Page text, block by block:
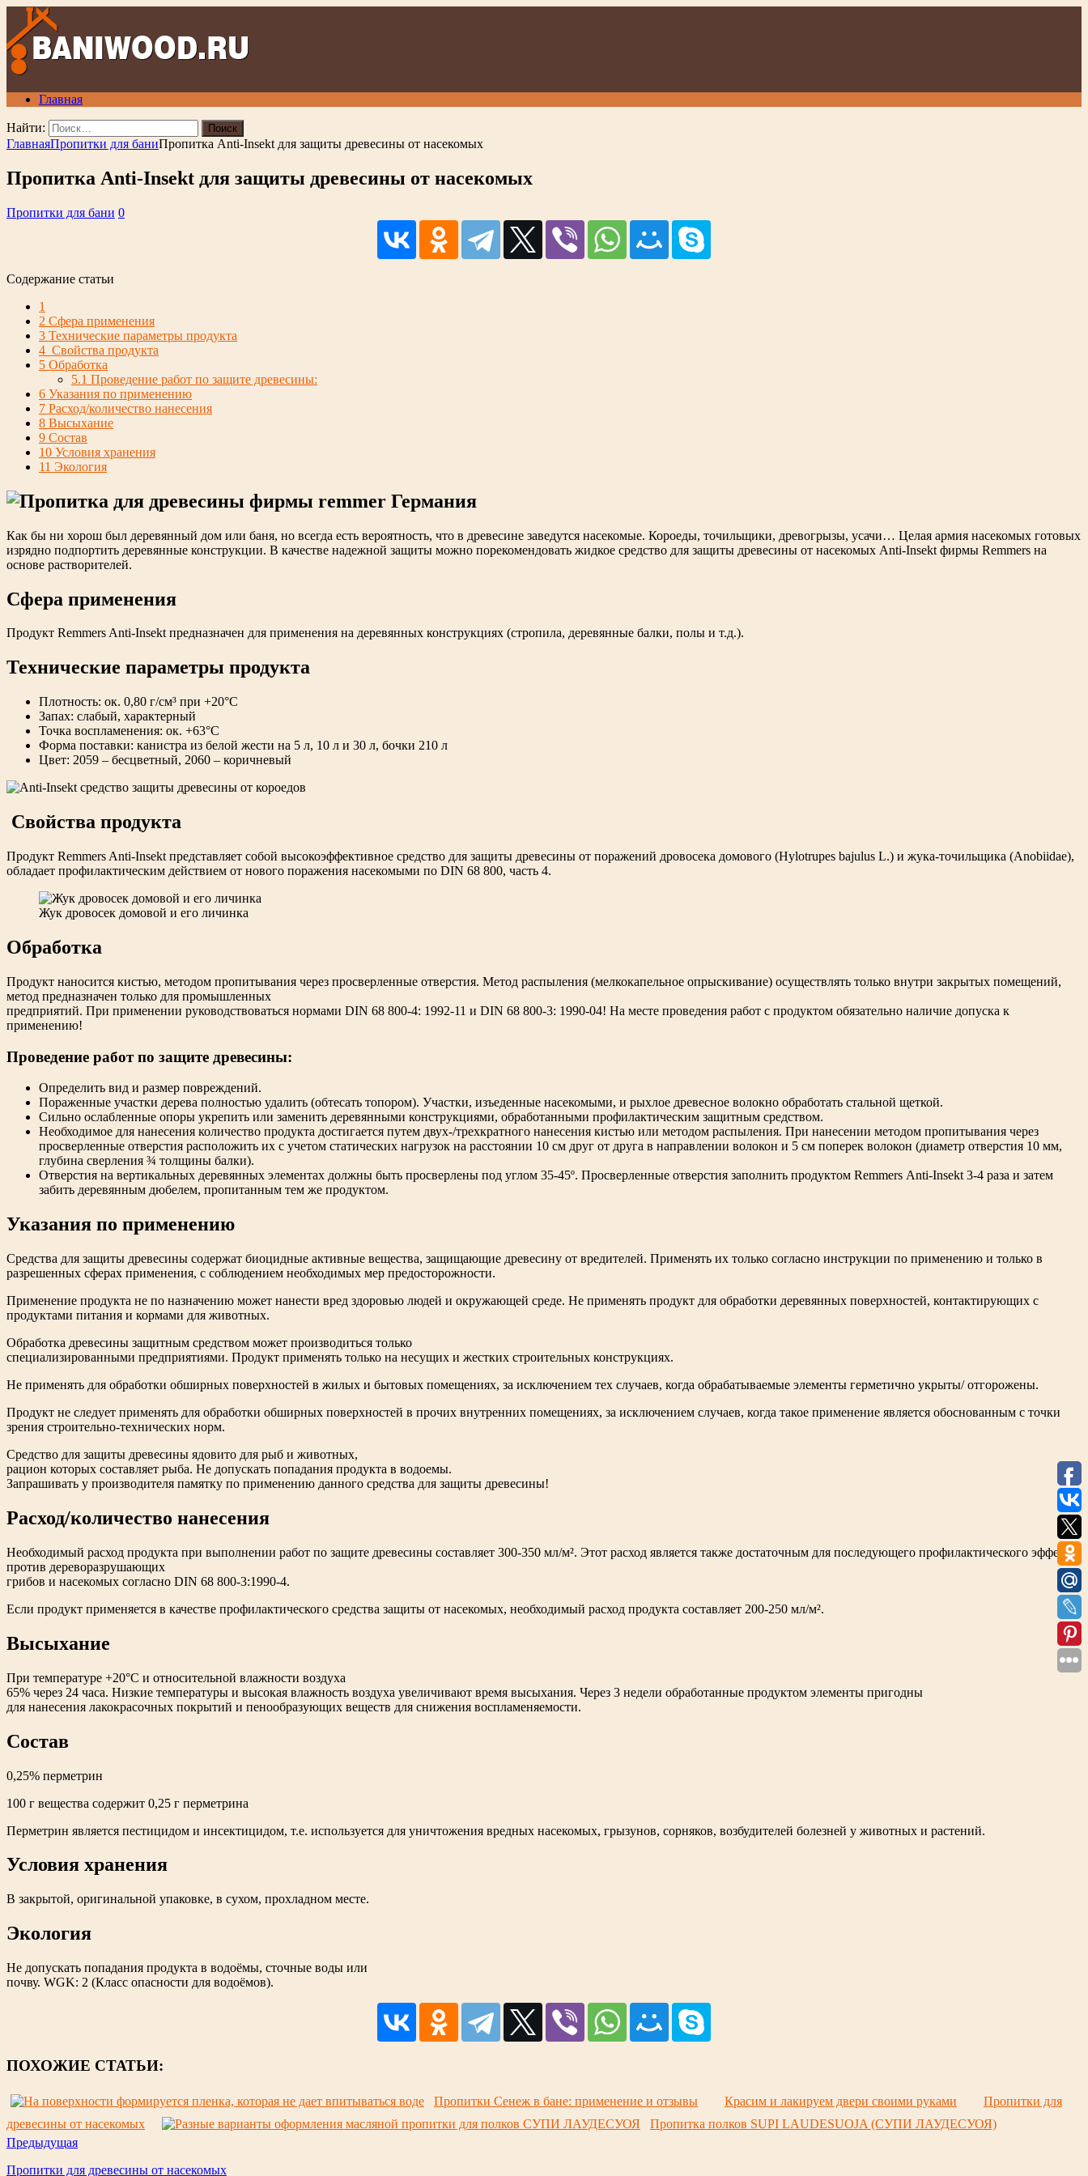
Главная
Найти:
ГлавнаяПропитки для баниПропитка Anti-Insekt для защиты древесины от насекомых
Пропитка Anti-Insekt для защиты древесины от насекомых
Пропитки для бани 0
Содержание статьи
1
2 Сфера применения
3 Технические параметры продукта
4 Свойства продукта
5 Обработка
5.1 Проведение работ по защите древесины:
6 Указания по применению
7 Расход/количество нанесения
8 Высыхание
9 Состав
10 Условия хранения
11 Экология
Как бы ни хорош был деревянный дом или баня, но всегда есть вероятность, что в древесине заведутся насекомые. Короеды, точильщики, древогрызы, усачи… Целая армия насекомых готовых
изрядно подпортить деревянные конструкции. В качестве надежной защиты можно порекомендовать жидкое средство для защиты древесины от насекомых Anti-Insekt фирмы Remmers на
основе растворителей.
Сфера применения
Продукт Remmers Anti-Insekt предназначен для применения на деревянных конструкциях (стропила, деревянные балки, полы и т.д.).
Технические параметры продукта
Плотность: ок. 0,80 г/см³ при +20°C
Запах: слабый, характерный
Точка воспламенения: ок. +63°C
Форма поставки: канистра из белой жести на 5 л, 10 л и 30 л, бочки 210 л
Цвет: 2059 – бесцветный, 2060 – коричневый
Свойства продукта
Продукт Remmers Anti-Insekt представляет собой высокоэффективное средство для защиты древесины от поражений дровосека домового (Hylotrupes bajulus L.) и жука-точильщика (Anobiidae),
обладает профилактическим действием от нового поражения насекомыми по DIN 68 800, часть 4.
Жук дровосек домовой и его личинка
Обработка
Продукт наносится кистью, методом пропитывания через просверленные отверстия. Метод распыления (мелкокапельное опрыскивание) осуществлять только внутри закрытых помещений,
метод предназначен только для промышленных
предприятий. При применении руководствоваться нормами DIN 68 800-4: 1992-11 и DIN 68 800-3: 1990-04! На месте проведения работ с продуктом обязательно наличие допуска к
применению!
Проведение работ по защите древесины:
Определить вид и размер повреждений.
Пораженные участки дерева полностью удалить (обтесать топором). Участки, изъеденные насекомыми, и рыхлое древесное волокно обработать стальной щеткой.
Сильно ослабленные опоры укрепить или заменить деревянными конструкциями, обработанными профилактическим защитным средством.
Необходимое для нанесения количество продукта достигается путем двух-/трехкратного нанесения кистью или методом распыления. При нанесении методом пропитывания через
просверленные отверстия расположить их с учетом статических нагрузок на расстоянии 10 см друг от друга в направлении волокон и 5 см поперек волокон (диаметр отверстия 10 мм,
глубина сверления ¾ толщины балки).
Отверстия на вертикальных деревянных элементах должны быть просверлены под углом 35-45º. Просверленные отверстия заполнить продуктом Remmers Anti-Insekt 3-4 раза и затем
забить деревянным дюбелем, пропитанным тем же продуктом.
Указания по применению
Средства для защиты древесины содержат биоцидные активные вещества, защищающие древесину от вредителей. Применять их только согласно инструкции по применению и только в
разрешенных сферах применения, с соблюдением необходимых мер предосторожности.
Применение продукта не по назначению может нанести вред здоровью людей и окружающей среде. Не применять продукт для обработки деревянных поверхностей, контактирующих с
продуктами питания и кормами для животных.
Обработка древесины защитным средством может производиться только
специализированными предприятиями. Продукт применять только на несущих и жестких строительных конструкциях.
Не применять для обработки обширных поверхностей в жилых и бытовых помещениях, за исключением тех случаев, когда обрабатываемые элементы герметично укрыты/ отгорожены.
Продукт не следует применять для обработки обширных поверхностей в прочих внутренних помещениях, за исключением случаев, когда такое применение является обоснованным с точки
зрения строительно-технических норм.
Средство для защиты древесины ядовито для рыб и животных,
рацион которых составляет рыба. Не допускать попадания продукта в водоемы.
Запрашивать у производителя памятку по применению данного средства для защиты древесины!
Расход/количество нанесения
Необходимый расход продукта при выполнении работ по защите древесины составляет 300-350 мл/м². Этот расход является также достаточным для последующего профилактического эффекта
против дереворазрушающих
грибов и насекомых согласно DIN 68 800-3:1990-4.
Если продукт применяется в качестве профилактического средства защиты от насекомых, необходимый расход продукта составляет 200-250 мл/м².
Высыхание
При температуре +20°C и относительной влажности воздуха
65% через 24 часа. Низкие температуры и высокая влажность воздуха увеличивают время высыхания. Через 3 недели обработанные продуктом элементы пригодны
для нанесения лакокрасочных покрытий и пенообразующих веществ для снижения воспламеняемости.
Состав
0,25% перметрин
100 г вещества содержит 0,25 г перметрина
Перметрин является пестицидом и инсектицидом, т.е. используется для уничтожения вредных насекомых, грызунов, сорняков, возбудителей болезней у животных и растений.
Условия хранения
В закрытой, оригинальной упаковке, в сухом, прохладном месте.
Экология
Не допускать попадания продукта в водоёмы, сточные воды или
почву. WGK: 2 (Класс опасности для водоёмов).
ПОХОЖИЕ СТАТЬИ:
Пропитки Сенеж в бане: применение и отзывы Красим и лакируем двери своими руками
Пропитки для
древесины от насекомых
Пропитка полков SUPI LAUDESUOJA (СУПИ ЛАУДЕСУОЯ)
Предыдущая
Пропитки для древесины от насекомых